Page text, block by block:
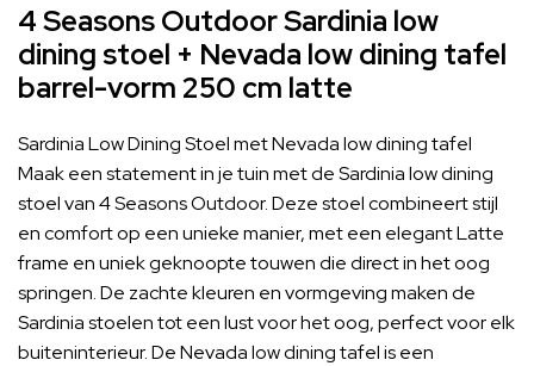
4 Seasons Outdoor Sardinia low
dining stoel + Nevada low dining tafel
barrel-vorm 250 cm latte
Sardinia Low Dining Stoel met Nevada low dining tafel
Maak een statement in je tuin met de Sardinia low dining
stoel van 4 Seasons Outdoor. Deze stoel combineert stijl
en comfort op een unieke manier, met een elegant Latte
frame en uniek geknoopte touwen die direct in het oog
springen. De zachte kleuren en vormgeving maken de
Sardinia stoelen tot een lust voor het oog, perfect voor elk
buiteninterieur. De Nevada low dining tafel is een